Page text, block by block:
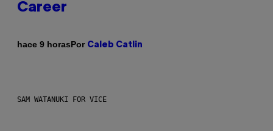
Career
hace 9 horasPor Caleb Catlin
SAM WATANUKI FOR VICE